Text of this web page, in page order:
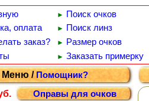
► Поиск очков
оплата ► Поиск линз
заказ? ► Размер очков
► Заказать примерку
Меню /Помощник?
Оправы для очков